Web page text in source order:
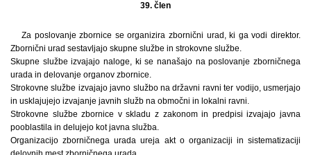
39. člen
Za poslovanje zbornice se organizira zbornični urad, ki ga vodi direktor.
Zbornični urad sestavljajo skupne službe in strokovne službe.
Skupne službe izvajajo naloge, ki se nanašajo na poslovanje zborničnega
urada in delovanje organov zbornice.
Strokovne službe izvajajo javno službo na državni ravni ter vodijo, usmerjajo
in usklajujejo izvajanje javnih služb na območni in lokalni ravni.
Strokovne službe zbornice v skladu z zakonom in predpisi izvajajo javna
pooblastila in delujejo kot javna služba.
Organizacijo zborničnega urada ureja akt o organizaciji in sistematizaciji